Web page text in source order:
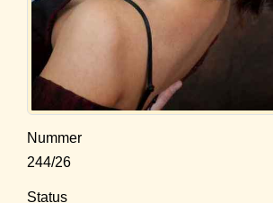
Nummer
244/26
Status